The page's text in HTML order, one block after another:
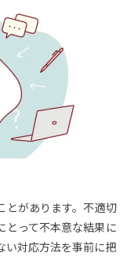
とがあります。不適切
とって不本意な結果に
い対応方法を事前に把